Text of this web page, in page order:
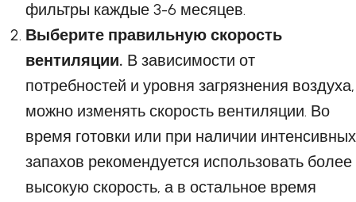
фильтры каждые 3-6 месяцев.
Выберите правильную скорость
вентиляции. В зависимости от
потребностей и уровня загрязнения воздуха,
можно изменять скорость вентиляции. Во
время готовки или при наличии интенсивных
запахов рекомендуется использовать более
высокую скорость, а в остальное время